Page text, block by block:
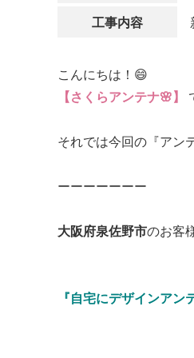
工事内容
こんにちは！😄
【さくらアンテナ🌸】
それでは今回の『アン
ーーーーーーー
大阪府泉佐野市のお客
『自宅にデザインアン